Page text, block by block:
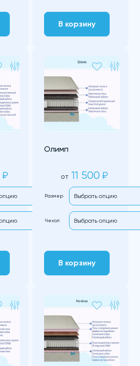
В корзину
₽
Олимп
от 11 500 ₽
Размер
Чехол
В корзину